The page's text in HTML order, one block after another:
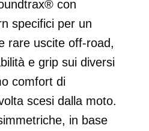
con
specifici per un
rare uscite off-road,
e grip sui diversi
comfort di
scesi dalla moto.
in base